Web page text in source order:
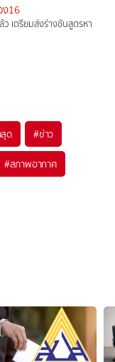
ง16
ว เตรียมส่งร่างชันสูตรหา
ด #ข่าว
#สภาพอากาศ